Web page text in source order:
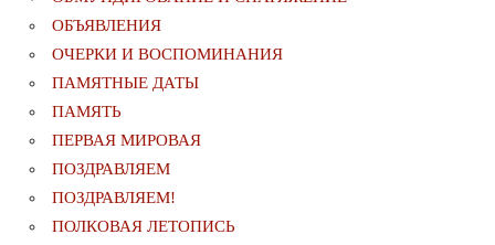
ОБЪЯВЛЕНИЯ
ОЧЕРКИ И ВОСПОМИНАНИЯ
ПАМЯТНЫЕ ДАТЫ
ПАМЯТЬ
ПЕРВАЯ МИРОВАЯ
ПОЗДРАВЛЯЕМ
ПОЗДРАВЛЯЕМ!
ПОЛКОВАЯ ЛЕТОПИСЬ